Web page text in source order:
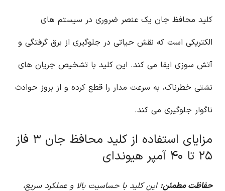
کلید محافظ جان یک عنصر ضروری در سیستم های
الکتریکی است که نقش حیاتی در جلوگیری از برق گرفتگی و
آتش سوزی ایفا می کند. این کلید با تشخیص جریان های
نشتی خطرناک، به سرعت مدار را قطع کرده و از بروز حوادث
ناگوار جلوگیری می کند.
مزایای استفاده از کلید محافظ جان ۳ فاز
۲۵ تا ۴۰ آمپر هیوندای
حفاظت مطمئن: این کلید با حساسیت بالا و عملکرد سریع،